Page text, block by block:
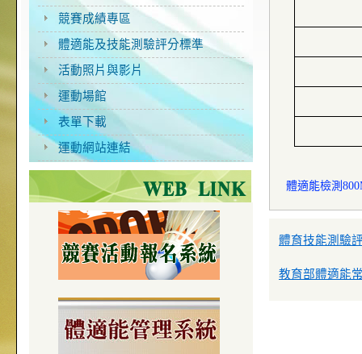
競賽成績專區
體適能及技能測驗評分標準
活動照片與影片
運動場館
表單下載
運動網站連結
體適能檢測
體育技能測驗
教育部體適能